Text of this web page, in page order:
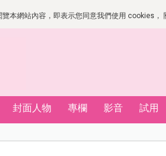
本網站內容，即表示您同意我們使用 cookies，
封面人物 專欄 影音 試用